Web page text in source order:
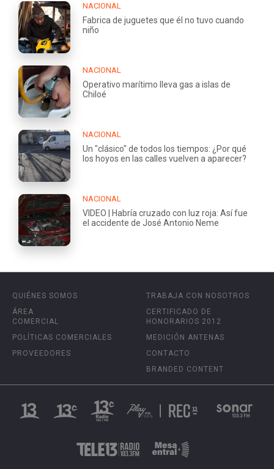
NACIONAL
Fabrica de juguetes que él no tuvo cuando
niño
NACIONAL
Operativo marítimo lleva gas a islas de
Chiloé
NACIONAL
Un "clásico" de todos los tiempos: ¿Por qué
los hoyos en las calles vuelven a aparecer?
NACIONAL
VIDEO | Habría cruzado con luz roja: Así fue
el accidente de José Antonio Neme
QUIÉNES SOMOS
ÁREA
COMERCIAL
POLÍTICAS COMERCIALES
PROVEEDORES
TRABAJA CON NOSOTROS
CERTIFICADO DE
HONORARIOS 2012
MEDICIÓN ANTENAS
CONTACTO
BRANDED CONTENT